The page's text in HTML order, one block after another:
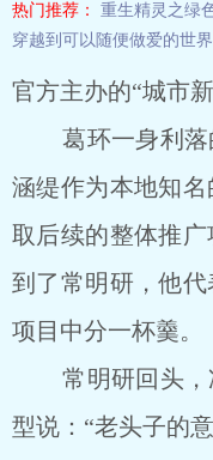
热门推荐： 重生精灵之绿
穿越到可以随便做爱的世界
官方主办的“城市
葛环一身利落的
涵缇作为本地知
取后续的整体推
到了常明研，他
项目中分一杯羹。
常明研回头，
型说：“老头子的